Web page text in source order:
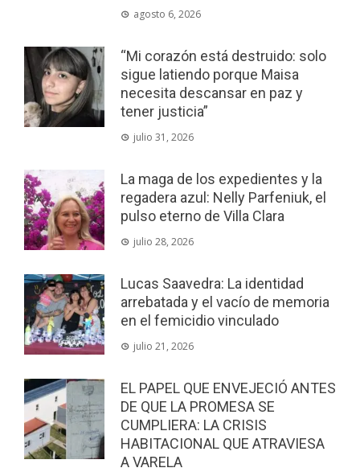
agosto 6, 2026
“Mi corazón está destruido: solo
sigue latiendo porque Maisa
necesita descansar en paz y
tener justicia”
julio 31, 2026
La maga de los expedientes y la
regadera azul: Nelly Parfeniuk, el
pulso eterno de Villa Clara
julio 28, 2026
Lucas Saavedra: La identidad
arrebatada y el vacío de memoria
en el femicidio vinculado
julio 21, 2026
EL PAPEL QUE ENVEJECIÓ ANTES
DE QUE LA PROMESA SE
CUMPLIERA: LA CRISIS
HABITACIONAL QUE ATRAVIESA
A VARELA